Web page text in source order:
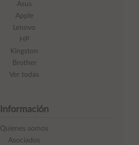
Asus
Apple
Lenovo
HP
Kingston
Brother
Ver todas
Información
Quienes somos
Asociados